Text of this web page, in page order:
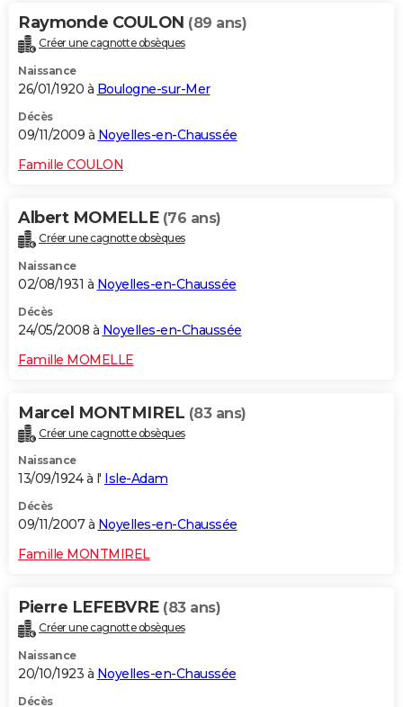
Raymonde COULON (89 ans)
Créer une cagnotte obsèques
Naissance
26/01/1920 à Boulogne-sur-Mer
Décès
09/11/2009 à Noyelles-en-Chaussée
Famille COULON
Albert MOMELLE (76 ans)
Créer une cagnotte obsèques
Naissance
02/08/1931 à Noyelles-en-Chaussée
Décès
24/05/2008 à Noyelles-en-Chaussée
Famille MOMELLE
Marcel MONTMIREL (83 ans)
Créer une cagnotte obsèques
Naissance
13/09/1924 à l' Isle-Adam
Décès
09/11/2007 à Noyelles-en-Chaussée
Famille MONTMIREL
Pierre LEFEBVRE (83 ans)
Créer une cagnotte obsèques
Naissance
20/10/1923 à Noyelles-en-Chaussée
Décès